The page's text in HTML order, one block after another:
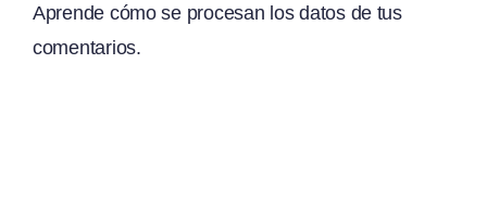
Aprende cómo se procesan los datos de tus
comentarios.